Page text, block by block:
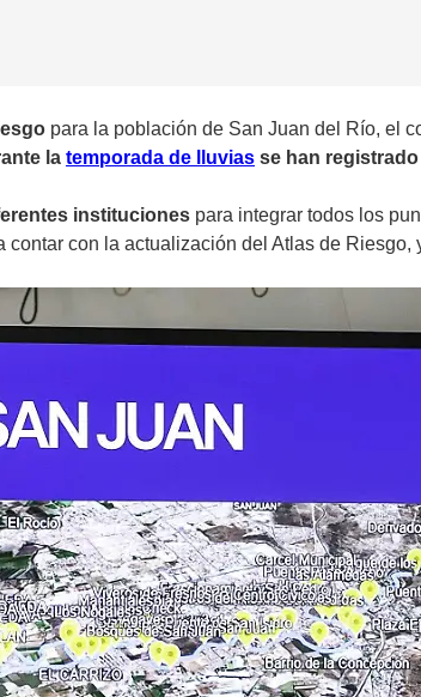
para la población de San Juan del Río, el
la temporada de lluvias se han
instituciones para integrar todos los
con la actualización del Atlas de Riesgo,